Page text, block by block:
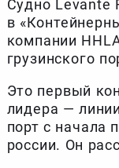
Судно Levante
в
компании
грузинского
Это первый
лидера —
порт с начала
россии. Он